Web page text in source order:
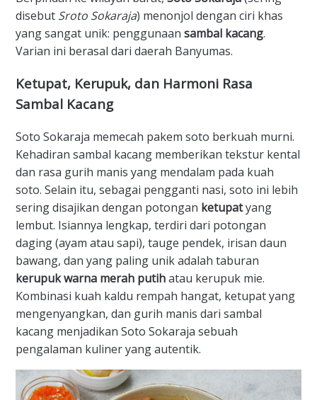
disebut Sroto Sokaraja) menonjol dengan ciri khas
yang sangat unik: penggunaan sambal kacang.
Varian ini berasal dari daerah Banyumas.
​Ketupat, Kerupuk, dan Harmoni Rasa
Sambal Kacang
​Soto Sokaraja memecah pakem soto berkuah murni.
Kehadiran sambal kacang memberikan tekstur kental
dan rasa gurih manis yang mendalam pada kuah
soto. Selain itu, sebagai pengganti nasi, soto ini lebih
sering disajikan dengan potongan ketupatyang
lembut. Isiannya lengkap, terdiri dari potongan
daging (ayam atau sapi), tauge pendek, irisan daun
bawang, dan yang paling unik adalah taburan
kerupuk warna merah putihatau kerupuk mie.
Kombinasi kuah kaldu rempah hangat, ketupat yang
mengenyangkan, dan gurih manis dari sambal
kacang menjadikan Soto Sokaraja sebuah
pengalaman kuliner yang autentik.